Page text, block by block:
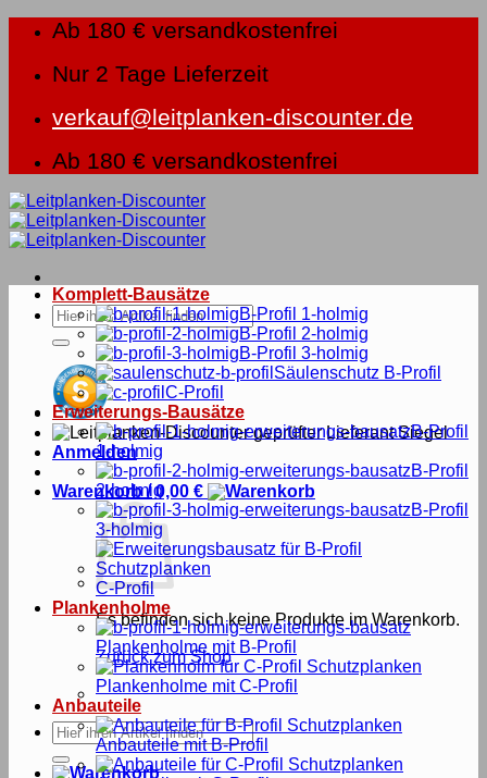
springen
Ab 180 € versandkostenfrei
Nur 2 Tage Lieferzeit
verkauf@leitplanken-discounter.de
Ab 180 € versandkostenfrei
Suche
nach:
Anmelden
Warenkorb /0,00 €
Es befinden sich keine Produkte im Warenkorb.
Zurück zum Shop
Suche
nach:
Komplett-Bausätze
B-Profil 1-holmig
B-Profil 2-holmig
B-Profil 3-holmig
Säulenschutz B-Profil
C-Profil
Erweiterungs-Bausätze
B-Profil
1-holmig
B-Profil
2-holmig
B-Profil
3-holmig
C-Profil
Plankenholme
Plankenholme mit B-Profil
Plankenholme mit C-Profil
Anbauteile
Anbauteile mit B-Profil